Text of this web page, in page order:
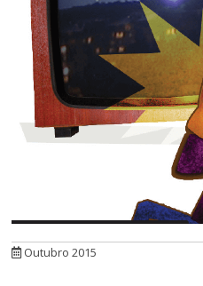
Outubro 2015